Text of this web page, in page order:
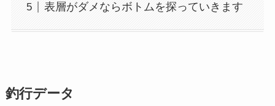
表層がダメならボトムを探っていきます
釣行データ